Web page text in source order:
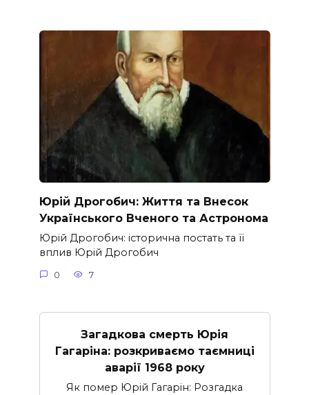
Юрій Дрогобич: Життя та Внесок
Українського Вченого та Астронома
Юрій Дрогобич: історична постать та її
вплив Юрій Дрогобич
0 7
Загадкова смерть Юрія
Гагаріна: розкриваємо таємниці
аварії 1968 року
Як помер Юрій Гагарін: Розгадка